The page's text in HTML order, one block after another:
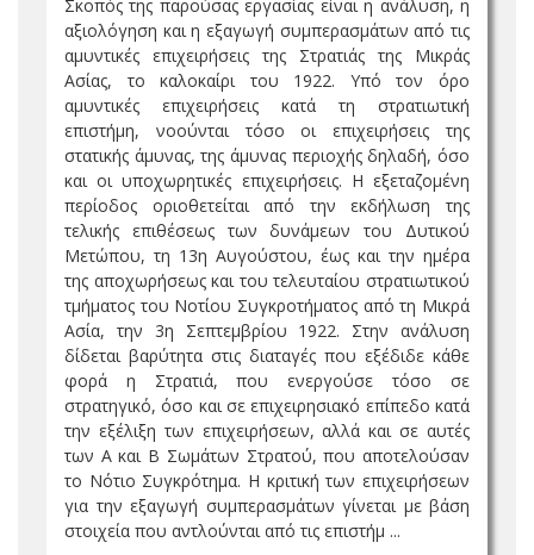
Σκοπός της παρούσας εργασίας είναι η ανάλυση, η
αξιολόγηση και η εξαγωγή συμπερασμάτων από τις
αμυντικές επιχειρήσεις της Στρατιάς της Μικράς
Ασίας, το καλοκαίρι του 1922. Υπό τον όρο
αμυντικές επιχειρήσεις κατά τη στρατιωτική
επιστήμη, νοούνται τόσο οι επιχειρήσεις της
στατικής άμυνας, της άμυνας περιοχής δηλαδή, όσο
και οι υποχωρητικές επιχειρήσεις. Η εξεταζομένη
περίοδος οριοθετείται από την εκδήλωση της
τελικής επιθέσεως των δυνάμεων του Δυτικού
Μετώπου, τη 13η Αυγούστου, έως και την ημέρα
της αποχωρήσεως και του τελευταίου στρατιωτικού
τμήματος του Νοτίου Συγκροτήματος από τη Μικρά
Ασία, την 3η Σεπτεμβρίου 1922. Στην ανάλυση
δίδεται βαρύτητα στις διαταγές που εξέδιδε κάθε
φορά η Στρατιά, που ενεργούσε τόσο σε
στρατηγικό, όσο και σε επιχειρησιακό επίπεδο κατά
την εξέλιξη των επιχειρήσεων, αλλά και σε αυτές
των Α και Β Σωμάτων Στρατού, που αποτελούσαν
το Νότιο Συγκρότημα. Η κριτική των επιχειρήσεων
για την εξαγωγή συμπερασμάτων γίνεται με βάση
στοιχεία που αντλούνται από τις επιστήμ ...